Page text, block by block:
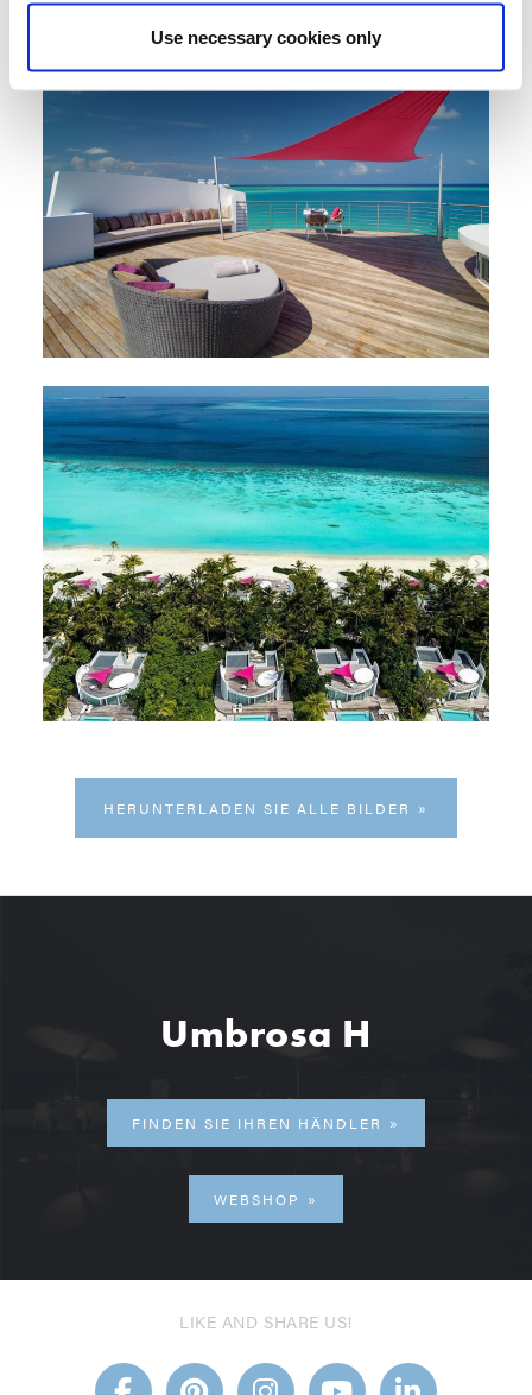
Use necessary cookies only
HERUNTERLADEN SIE ALLE BILDER
Umbrosa H
FINDEN SIE IHREN HÄNDLER
WEBSHOP
LIKE AND SHARE US!